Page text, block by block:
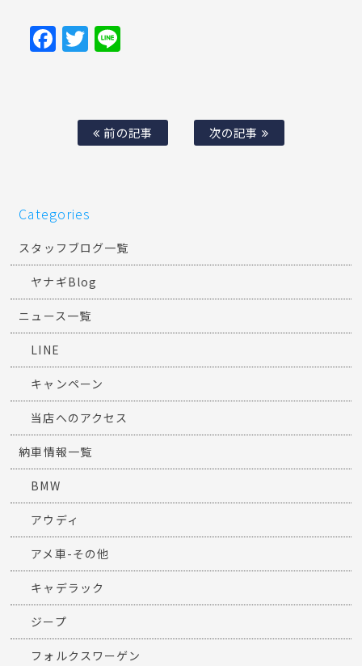
Facebook
Twitter
前の記事 次の記事
Categories
スタッフブログ一覧
ヤナギBlog
ニュース一覧
LINE
キャンペーン
当店へのアクセス
納車情報一覧
BMW
アウディ
アメ車-その他
キャデラック
ジープ
フォルクスワーゲン